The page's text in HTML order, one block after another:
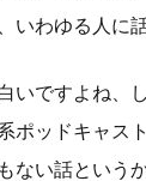
いわゆる人に
いですよね、
ポッドキャス
ない話という